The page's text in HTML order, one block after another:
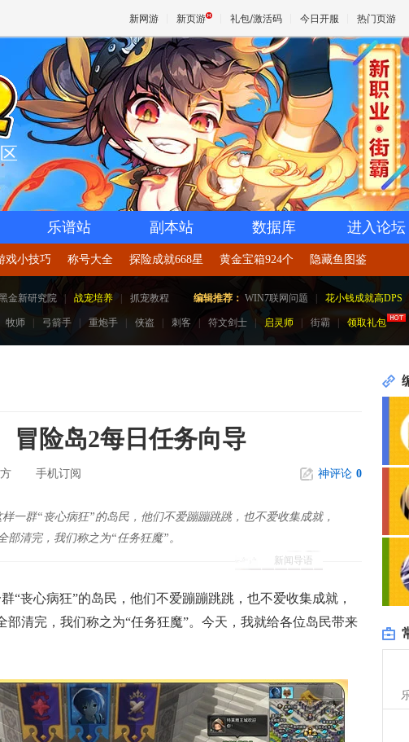
新网游 新页游 礼包/激活码 今日开服 热门页游
魔兽
天堂
王权与自
乐谱站 副本站 数据库 进入论坛
戏小技巧 称号大全 探险成就668星 黄金宝箱924个 隐藏鱼图鉴
金新研究院 战宠培养 抓宠教程 编辑推荐： WIN7联网问题 花小钱成就高DPS
牧师 弓箭手 重炮手 侠盗 刺客 符文剑士 启灵师 街霸 领取礼包
冒险岛2每日任务向导
手机订阅 神评论 0
新闻导语
一群“丧心病狂”的岛民，他们不爱蹦蹦跳跳，也不爱收集成就，
清完，我们称之为“任务狂魔”。
“丧心病狂”的岛民，他们不爱蹦蹦跳跳，也不爱收集成就，
部清完，我们称之为“任务狂魔”。今天，我就给各位岛民带来